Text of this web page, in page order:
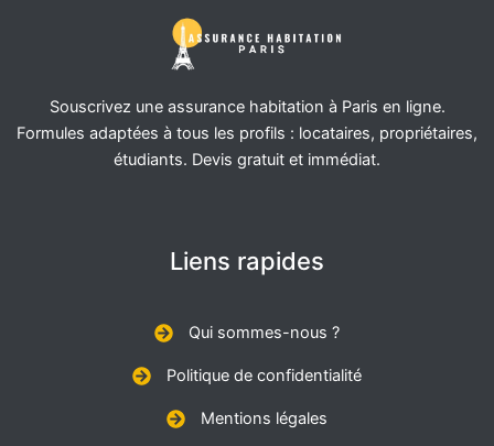
Souscrivez une assurance habitation à Paris en ligne.
Formules adaptées à tous les profils : locataires, propriétaires,
étudiants. Devis gratuit et immédiat.
Liens rapides
Qui sommes-nous ?
Politique de confidentialité
Mentions légales